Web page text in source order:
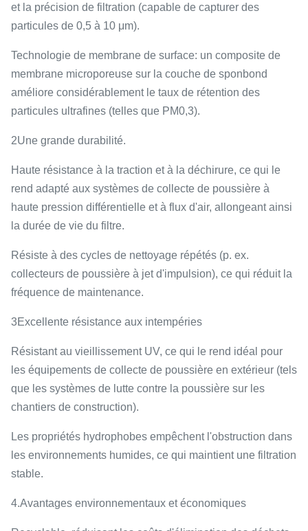
et la précision de filtration (capable de capturer des
particules de 0,5 à 10 μm).
Technologie de membrane de surface: un composite de
membrane microporeuse sur la couche de sponbond
améliore considérablement le taux de rétention des
particules ultrafines (telles que PM0,3).
2Une grande durabilité.
Haute résistance à la traction et à la déchirure, ce qui le
rend adapté aux systèmes de collecte de poussière à
haute pression différentielle et à flux d'air, allongeant ainsi
la durée de vie du filtre.
Résiste à des cycles de nettoyage répétés (p. ex.
collecteurs de poussière à jet d'impulsion), ce qui réduit la
fréquence de maintenance.
3Excellente résistance aux intempéries
Résistant au vieillissement UV, ce qui le rend idéal pour
les équipements de collecte de poussière en extérieur (tels
que les systèmes de lutte contre la poussière sur les
chantiers de construction).
Les propriétés hydrophobes empêchent l'obstruction dans
les environnements humides, ce qui maintient une filtration
stable.
4.Avantages environnementaux et économiques